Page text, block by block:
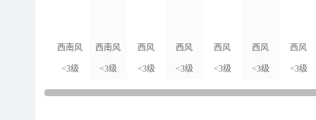
西南风
<3级
西南风
<3级
西风
<3级
西风
<3级
西风
<3级
西风
<3级
西风
<3级